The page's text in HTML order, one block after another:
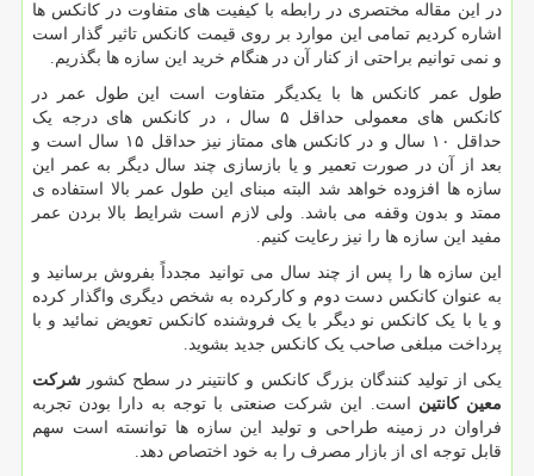
در این مقاله مختصری در رابطه با کیفیت های متفاوت در کانکس ها
اشاره کردیم تمامی این موارد بر روی قیمت کانکس تاثیر گذار است
و نمی توانیم براحتی از کنار آن در هنگام خرید این سازه ها بگذریم.
طول عمر کانکس ها با یکدیگر متفاوت است این طول عمر در
کانکس های معمولی حداقل ۵ سال ، در کانکس های درجه یک
حداقل ۱۰ سال و در کانکس های ممتاز نیز حداقل ۱۵ سال است و
بعد از آن در صورت تعمیر و یا بازسازی چند سال دیگر به عمر این
سازه ها افزوده خواهد شد البته مبنای این طول عمر بالا استفاده ی
ممتد و بدون وقفه می باشد. ولی لازم است شرایط بالا بردن عمر
مفید این سازه ها را نیز رعایت کنیم.
این سازه ها را پس از چند سال می توانید مجدداً بفروش برسانید و
به عنوان کانکس دست دوم و کارکرده به شخص دیگری واگذار کرده
و یا با یک کانکس نو دیگر با یک فروشنده کانکس تعویض نمائید و با
پرداخت مبلغی صاحب یک کانکس جدید بشوید.
یکی از تولید کنندگان بزرگ کانکس و کانتینر در سطح کشور شرکت
معین کانتین است. این شرکت صنعتی با توجه به دارا بودن تجربه
فراوان در زمینه طراحی و تولید این سازه ها توانسته است سهم
قابل توجه ای از بازار مصرف را به خود اختصاص دهد.